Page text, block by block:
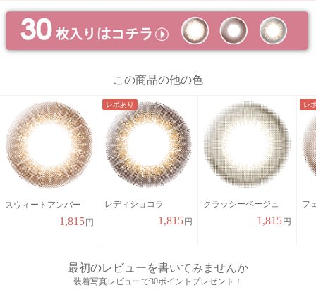
この商品の他の色
スウィートアンバー
1,815円
レポあり
レディショコラ
1,815円
クラッシーベージュ
1,815円
レ
フ
最初のレビューを書いてみませんか
装着写真レビューで30ポイントプレゼント！